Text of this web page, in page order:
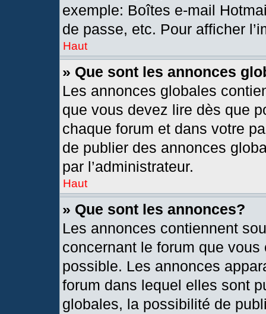
exemple: Boîtes e-mail
de passe, etc. Pour afficher
Haut
» Que sont les annonces
Les annonces globales
que vous devez lire dès que
chaque forum et dans votre
de publier des annonces
par l’administrateur.
Haut
» Que sont les annonces?
Les annonces contiennent
concernant le forum que
possible. Les annonces
forum dans lequel elles sont
globales, la possibilité de